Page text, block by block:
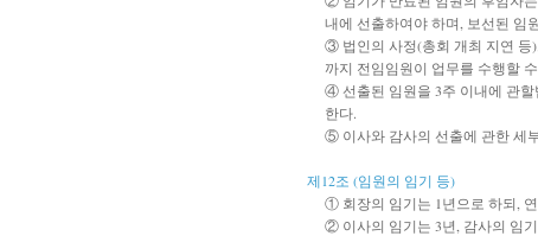
내에 선출하여야 하며, 보선된 임
③ 법인의 사정(총회 개최 지연 등
까지 전임임원이 업무를 수행할
④ 선출된 임원을 3주 이내에 관
한다.
⑤ 이사와 감사의 선출에 관한 세
제12조 (임원의 임기 등)
① 회장의 임기는 1년으로 하되,
② 이사의 임기는 3년, 감사의 임